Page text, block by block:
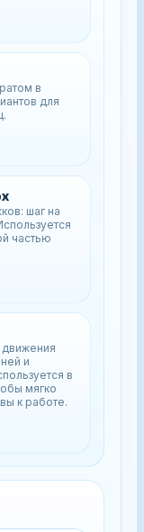
в
для
шаг на
частью
движения
и
в
мягко
к работе.